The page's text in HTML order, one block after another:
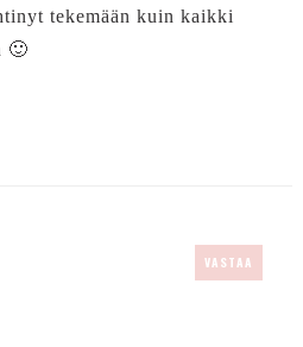
tekemään kuin kaikki
🙂
VASTAA